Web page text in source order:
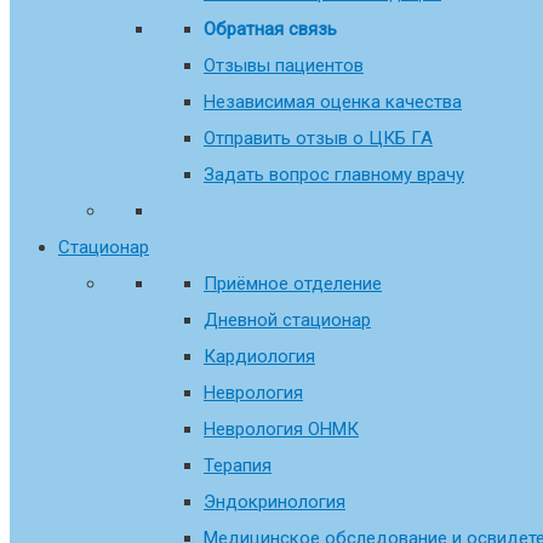
Обратная связь
Отзывы пациентов
Независимая оценка качества
Отправить отзыв о ЦКБ ГА
Задать вопрос главному врачу
Стационар
Приёмное отделение
Дневной стационар
Кардиология
Неврология
Неврология ОНМК
Терапия
Эндокринология
Медицинское обследование и